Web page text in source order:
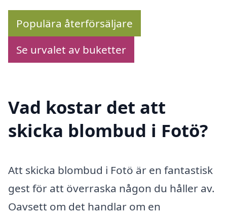
Populära återförsäljare
Se urvalet av buketter
Vad kostar det att
skicka blombud i Fotö?
Att skicka blombud i Fotö är en fantastisk
gest för att överraska någon du håller av.
Oavsett om det handlar om en